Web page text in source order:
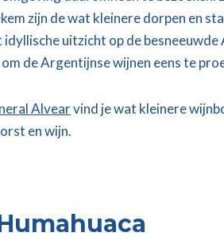
zijn de wat kleinere dorpen en
idyllische uitzicht op de besneeuwde
de Argentijnse wijnen eens te
Alvearvind je wat kleinere
en wijn.